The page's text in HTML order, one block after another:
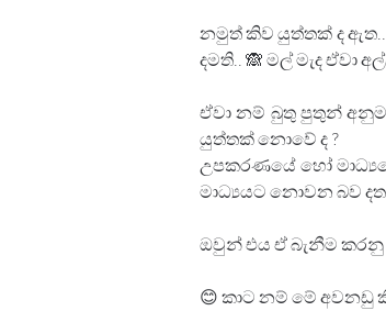
නමුත් කිව යුත්තක් ද
දමති.. 🙈 මල් මැද
ඒවා නම් බුතු පුතුන්
යුත්තක් නොවේ ද ?
උපකරණයේ හෝ
මාධ්‍යයට නොවන බව
ඔවුන් එය ඒ බැනීම කරනු
😊 කාට නම් මේ අවනඩු